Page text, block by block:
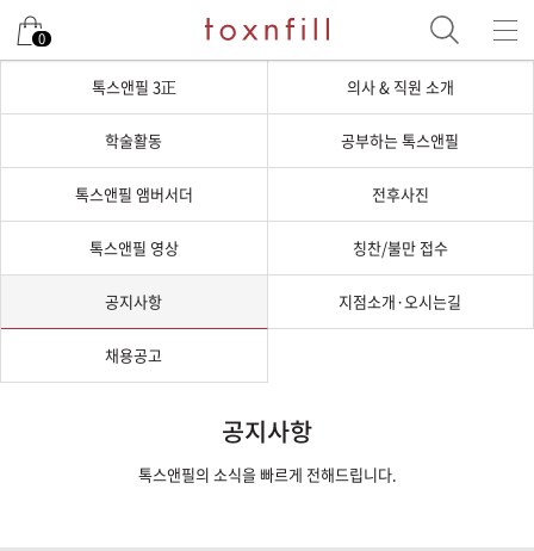
0
톡스앤필 3正 의사 & 직원 소개
학술활동 공부하는 톡스앤필
톡스앤필 앰버서더 전후사진
톡스앤필 영상 칭찬/불만 접수
공지사항 지점소개·오시는길
채용공고
공지사항
톡스앤필의 소식을 빠르게 전해드립니다.